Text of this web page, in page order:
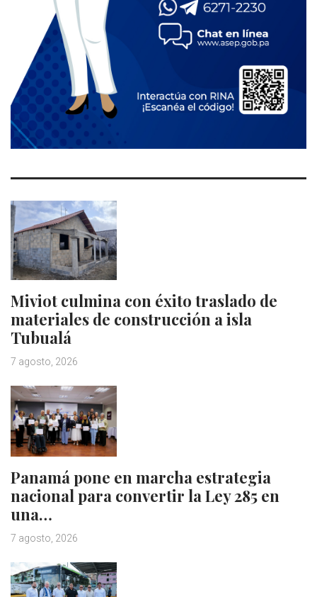
Miviot culmina con éxito traslado de
materiales de construcción a isla
Tubualá
7 agosto, 2026
Panamá pone en marcha estrategia
nacional para convertir la Ley 285 en
una…
7 agosto, 2026